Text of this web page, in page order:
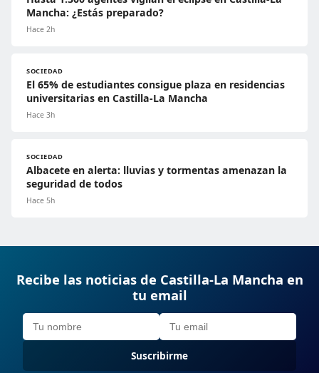
Mancha: ¿Estás preparado?
Hace 2h
SOCIEDAD
El 65% de estudiantes consigue plaza en residencias
universitarias en Castilla-La Mancha
Hace 3h
SOCIEDAD
Albacete en alerta: lluvias y tormentas amenazan la
seguridad de todos
Hace 5h
Recibe las noticias de Castilla-La Mancha en
tu email
Suscribirme